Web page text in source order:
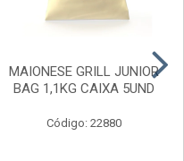
MAIONESE GRILL JUNIOR
BAG 1,1KG CAIXA 5UND
Código: 22880